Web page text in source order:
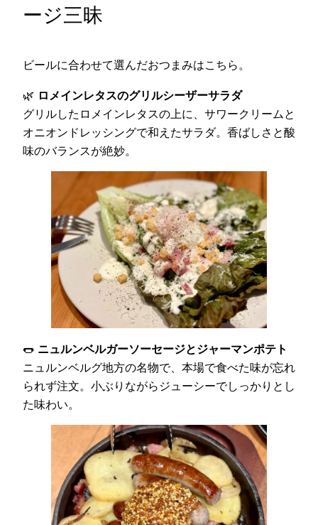
ージ三昧
ビールに合わせて選んだおつまみはこちら。
🌿 ロメインレタスのグリルシーザーサラダ
グリルしたロメインレタスの上に、サワークリームと
オニオンドレッシングで和えたサラダ。香ばしさと酸
味のバランスが絶妙。
🌭 ニュルンベルガーソーセージとジャーマンポテト
ニュルンベルグ地方の名物で、本場で食べた味が忘れ
られず注文。小ぶりながらジューシーでしっかりとし
た味わい。